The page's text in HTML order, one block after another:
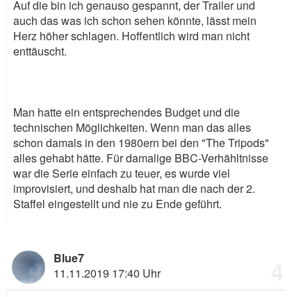
Auf die bin ich genauso gespannt, der Trailer und
auch das was ich schon sehen könnte, lässt mein
Herz höher schlagen. Hoffentlich wird man nicht
enttäuscht.
Man hatte ein entsprechendes Budget und die
technischen Möglichkeiten. Wenn man das alles
schon damals in den 1980ern bei den "The Tripods"
alles gehabt hätte. Für damalige BBC-Verhähltnisse
war die Serie einfach zu teuer, es wurde viel
improvisiert, und deshalb hat man die nach der 2.
Staffel eingestellt und nie zu Ende geführt.
Blue7
11.11.2019 17:40 Uhr